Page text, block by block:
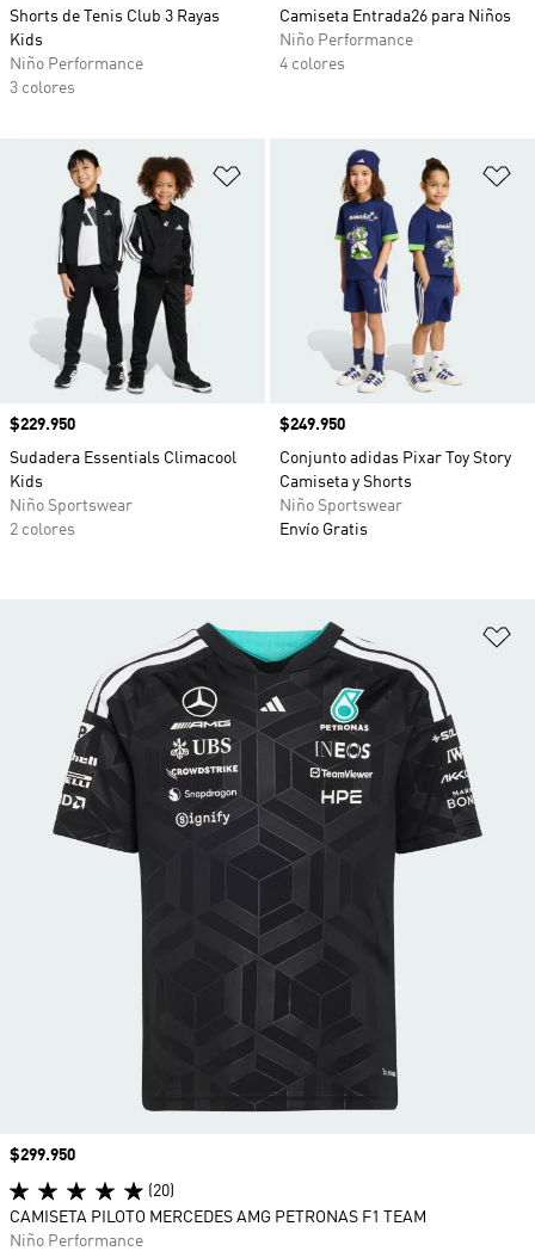
Shorts de Tenis Club 3 Rayas
Kids
Niño Performance
3 colores
Camiseta Entrada26 para Niños
Niño Performance
4 colores
Añadir a la lista de deseos
Precio
$229.950
Sudadera Essentials Climacool
Kids
Niño Sportswear
2 colores
Precio
$249.950
Conjunto adidas Pixar Toy Story
Camiseta y Shorts
Niño Sportswear
Envío Gratis
Precio
$299.950
(20)
CAMISETA PILOTO MERCEDES AMG PETRONAS F1 TEAM
Niño Performance